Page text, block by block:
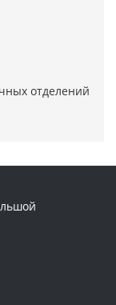
отделений